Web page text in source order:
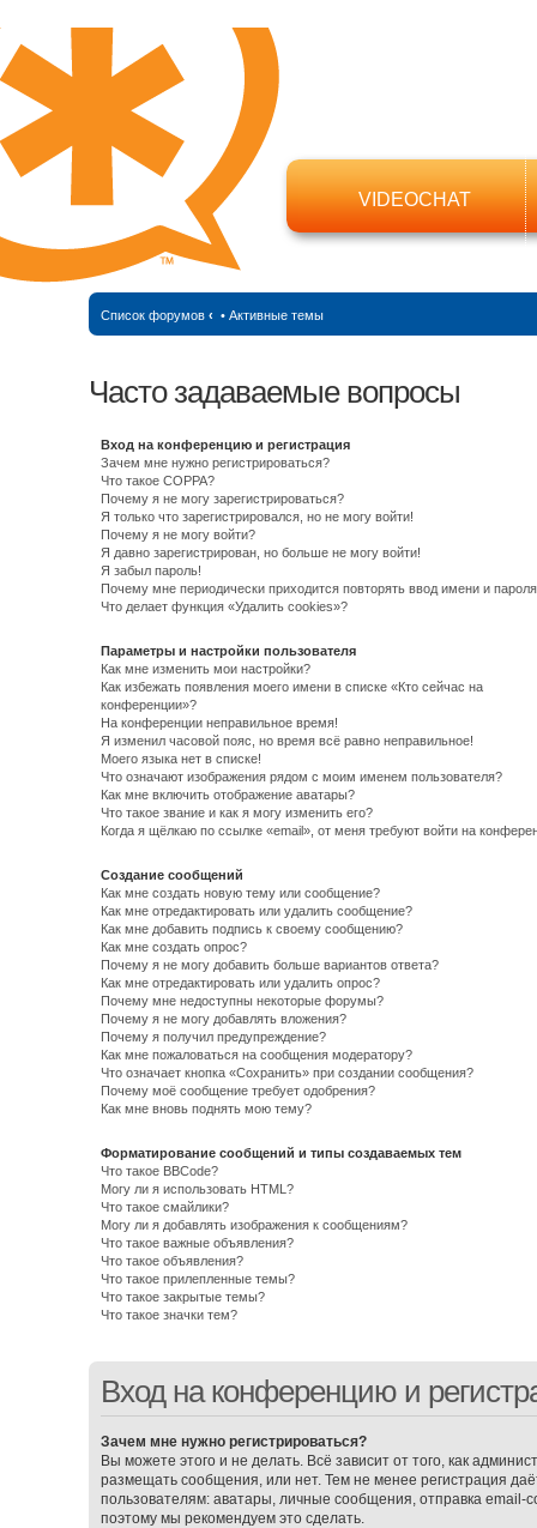
VIDEOCHAT
Список форумов ‹ • Активные темы
Часто задаваемые вопросы
Вход на конференцию и регистрация
Зачем мне нужно регистрироваться?
Что такое COPPA?
Почему я не могу зарегистрироваться?
Я только что зарегистрировался, но не могу войти!
Почему я не могу войти?
Я давно зарегистрирован, но больше не могу войти!
Я забыл пароль!
Почему мне периодически приходится повторять ввод имени и
Что делает функция «Удалить cookies»?
Параметры и настройки пользователя
Как мне изменить мои настройки?
Как избежать появления моего имени в списке «Кто сейчас на
конференции»?
На конференции неправильное время!
Я изменил часовой пояс, но время всё равно неправильное!
Моего языка нет в списке!
Что означают изображения рядом с моим именем пользователя?
Как мне включить отображение аватары?
Что такое звание и как я могу изменить его?
Когда я щёлкаю по ссылке «email», от меня требуют войти на
Создание сообщений
Как мне создать новую тему или сообщение?
Как мне отредактировать или удалить сообщение?
Как мне добавить подпись к своему сообщению?
Как мне создать опрос?
Почему я не могу добавить больше вариантов ответа?
Как мне отредактировать или удалить опрос?
Почему мне недоступны некоторые форумы?
Почему я не могу добавлять вложения?
Почему я получил предупреждение?
Как мне пожаловаться на сообщения модератору?
Что означает кнопка «Сохранить» при создании сообщения?
Почему моё сообщение требует одобрения?
Как мне вновь поднять мою тему?
Форматирование сообщений и типы создаваемых тем
Что такое BBCode?
Могу ли я использовать HTML?
Что такое смайлики?
Могу ли я добавлять изображения к сообщениям?
Что такое важные объявления?
Что такое объявления?
Что такое прилепленные темы?
Что такое закрытые темы?
Что такое значки тем?
Вход на конференцию и
Зачем мне нужно регистрироваться?
Вы можете этого и не делать. Всё зависит от того, как
размещать сообщения, или нет. Тем не менее регистрация
пользователям: аватары, личные сообщения, отправка email-
поэтому мы рекомендуем это сделать.